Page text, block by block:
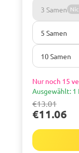
3 Samen
5 Samen
10 Samen
Nur noch 15
Ausgewählt: 1
€13.01
€11.06